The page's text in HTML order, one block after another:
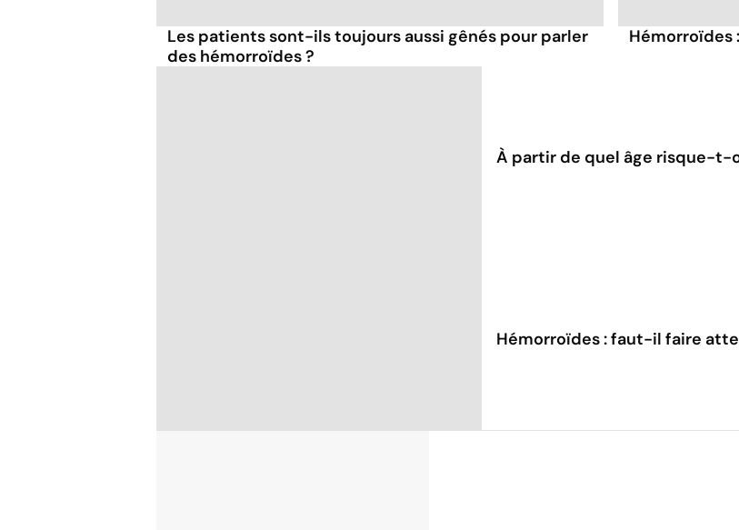
Les patients sont-ils toujours aussi gênés pour parler
des hémorroïdes ?
Hémorroïdes
À partir de quel âge risque-t-
Hémorroïdes : faut-il faire